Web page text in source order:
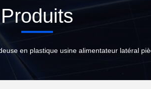
Produits
en plastique usine alimentateur latéral